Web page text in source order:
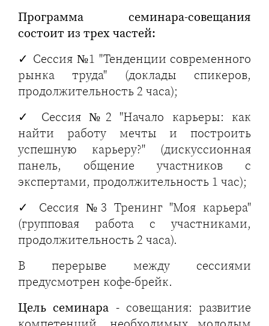
Программа семинара-совещания
состоит из трех частей:
✓ Сессия №1 "Тенденции современного
рынка труда" (доклады спикеров,
продолжительность 2 часа);
✓ Сессия №2 "Начало карьеры: как
найти работу мечты и построить
успешную карьеру?" (дискуссионная
панель, общение участников с
экспертами, продолжительность 1 час);
✓ Сессия №3 Тренинг "Моя карьера"
(групповая работа с участниками,
продолжительность 2 часа).
В перерыве между сессиями
предусмотрен кофе-брейк.
Цель семинара - совещания: развитие